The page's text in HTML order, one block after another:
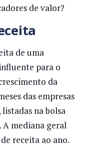
de valor?
de uma
para o
da
das empresas
na bolsa
A mediana geral
receita ao ano.